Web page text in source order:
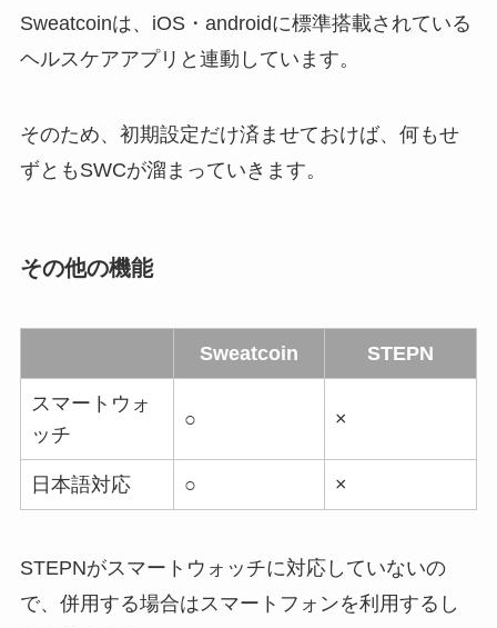
Sweatcoinは、iOS・androidに標準搭載されている
ヘルスケアアプリと連動しています。
そのため、初期設定だけ済ませておけば、何もせ
ずともSWCが溜まっていきます。
その他の機能
Sweatcoin STEPN
スマートウォ
ッチ
○ ×
日本語対応 ○ ×
STEPNがスマートウォッチに対応していないの
で、併用する場合はスマートフォンを利用するし